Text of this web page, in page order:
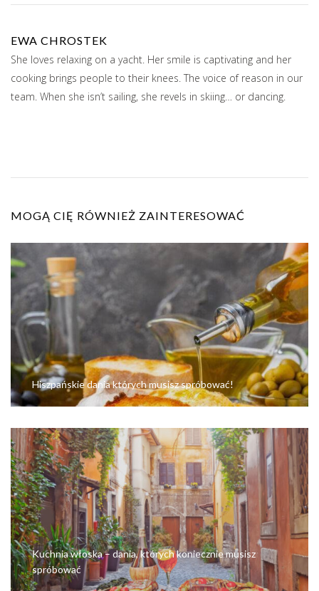
EWA CHROSTEK
She loves relaxing on a yacht. Her smile is captivating and her
cooking brings people to their knees. The voice of reason in our
team. When she isn’t sailing, she revels in skiing… or dancing.
MOGĄ CIĘ RÓWNIEŻ ZAINTERESOWAĆ
Hiszpańskie dania których musisz spróbować!
Kuchnia włoska – dania, których koniecznie musisz
spróbować